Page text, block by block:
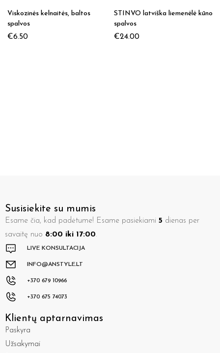
Viskozinės kelnaitės, baltos
spalvos
€6.50
STINVO latviška liemenėlė kūno
spalvos
€24.00
Susisiekite su mumis
Esame čia, kad padėtume! Esame pasiekiami 5 dienas per
savaitę nuo 8:00 iki 17:00.
LIVE KONSULTACIJA
INFO@ANSTYLE.LT
+370 679 10966
+370 675 74073
Klientų aptarnavimas
Paskyra
Užsakymai